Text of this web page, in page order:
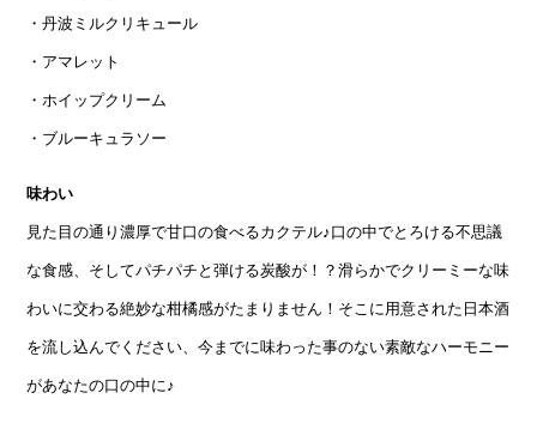
・丹波ミルクリキュール
・アマレット
・ホイップクリーム
・ブルーキュラソー
味わい
見た目の通り濃厚で甘口の食べるカクテル♪口の中でとろける不思議
な食感、そしてパチパチと弾ける炭酸が！？滑らかでクリーミーな味
わいに交わる絶妙な柑橘感がたまりません！そこに用意された日本酒
を流し込んでください、今までに味わった事のない素敵なハーモニー
があなたの口の中に♪